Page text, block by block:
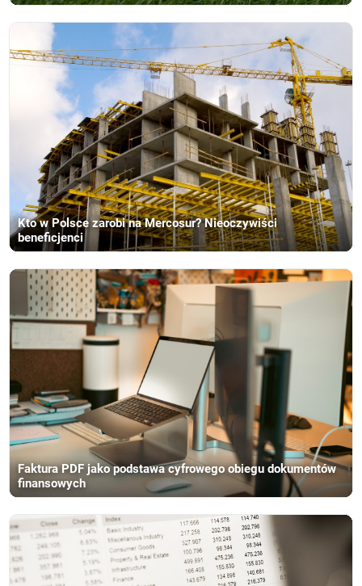
Kto w Polsce zarobi na Mercosur? Nieoczywiści
beneficjenci
Faktura PDF jako podstawa cyfrowego obiegu dokumentów
finansowych